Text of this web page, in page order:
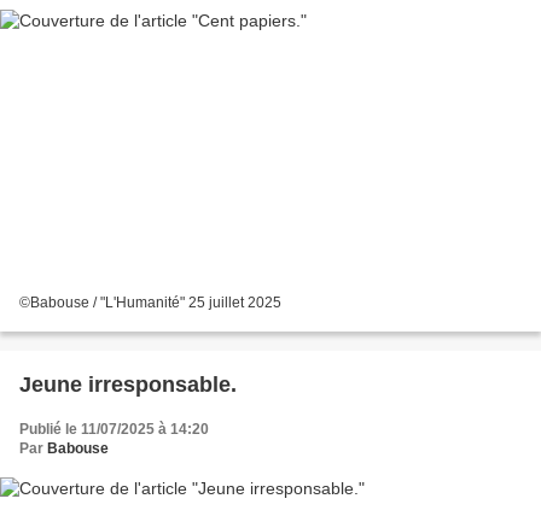
©Babouse / "L'Humanité" 25 juillet 2025
Jeune irresponsable.
Publié le 11/07/2025 à 14:20
Par Babouse